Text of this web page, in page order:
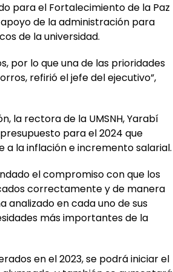
para el Fortalecimiento de la Paz
de la administración para
de la universidad.
por lo que una de las prioridades
refirió el jefe del ejecutivo”,
la rectora de la UMSNH, Yarabí
para el 2024 que
la inflación e incremento salarial.
el compromiso con que los
correctamente y de manera
analizado en cada uno de sus
más importantes de la
en el 2023, se podrá iniciar el